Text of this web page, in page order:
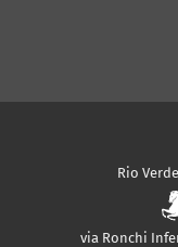
Rio
via Ronchi